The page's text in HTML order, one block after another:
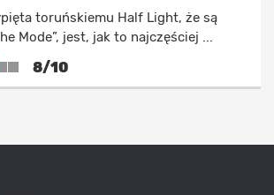
toruńskiemu Half Light, że są
Mode”, jest, jak to najczęściej ...
8/10